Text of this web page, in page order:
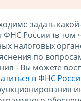
задать
ФНС России (в том
налоговых
по
- Вы можете
в ФНС